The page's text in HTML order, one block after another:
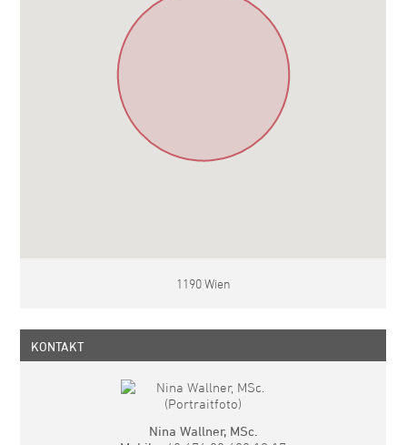
1190 Wien
KONTAKT
Nina Wallner, MSc.